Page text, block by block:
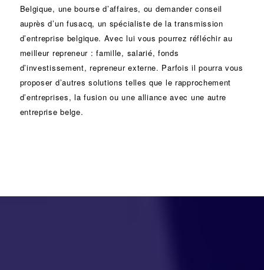
Belgique, unebourse d’affaires, ou demander conseil
auprès d’un fusacq, un spécialiste de latransmission
d’entreprise belgique. Avec lui vous pourrez réfléchir au
meilleur repreneur :famille, salarié, fonds
d’investissement, repreneur externe. Parfois il pourra vous
proposer d’autres solutions telles que le rapprochement
d’entreprises, lafusion ou unealliance avec une autre
entreprise belge.